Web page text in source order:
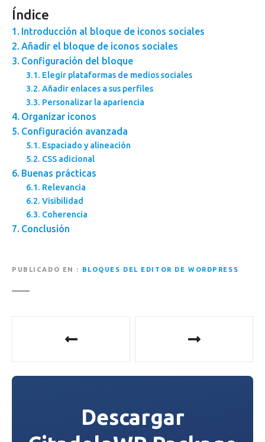
Índice
Introducción al bloque de iconos sociales
Añadir el bloque de iconos sociales
Configuración del bloque
Elegir plataformas de medios sociales
Añadir enlaces a sus perfiles
Personalizar la apariencia
Organizar iconos
Configuración avanzada
Espaciado y alineación
CSS adicional
Buenas prácticas
Relevancia
Visibilidad
Coherencia
Conclusión
PUBLICADO EN BLOQUES DEL EDITOR DE WORDPRESS
v
Descargar